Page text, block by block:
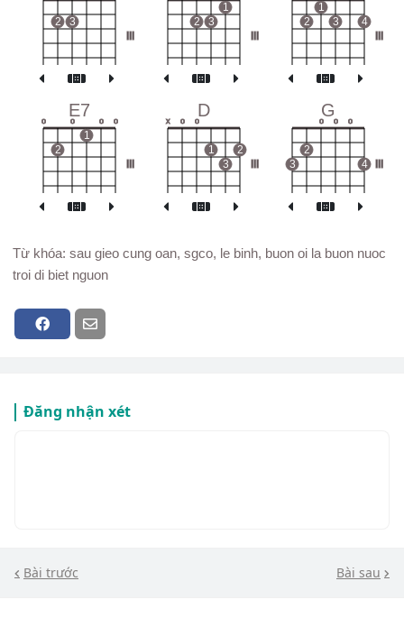
2 3 2 3
1
2
1
3
4
E7
o
2
o
1
o o
D
x o o
1
3
2
G
3
2
o o o
4
Từ khóa: sau gieo cung oan, sgco, le binh, buon oi la buon nuoc
troi di biet nguon
Đăng nhận xét
Bài trước Bài sau